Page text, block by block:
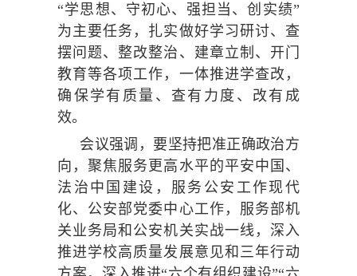
“学思想、守初心、强担当、创实绩”
为主要任务，扎实做好学习研讨、查
摆问题、整改整治、建章立制、开门
教育等各项工作，一体推进学查改，
确保学有质量、查有力度、改有成
效。
会议强调，要坚持把准正确政治方
向，聚焦服务更高水平的平安中国、
法治中国建设，服务公安工作现代
化、公安部党委中心工作，服务部机
关业务局和公安机关实战一线，深入
推进学校高质量发展意见和三年行动